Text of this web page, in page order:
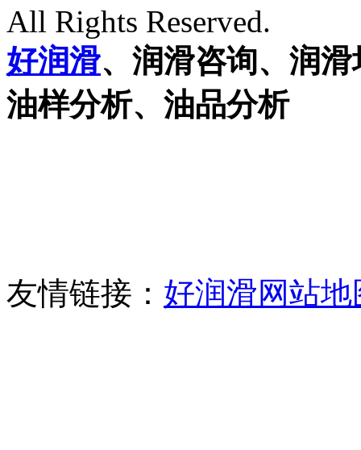
All Rights Reserved.
好润滑、润滑咨询、润
油样分析、油品分析
友情链接： 好润滑网站地